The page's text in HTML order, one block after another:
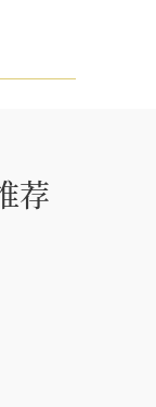
荐